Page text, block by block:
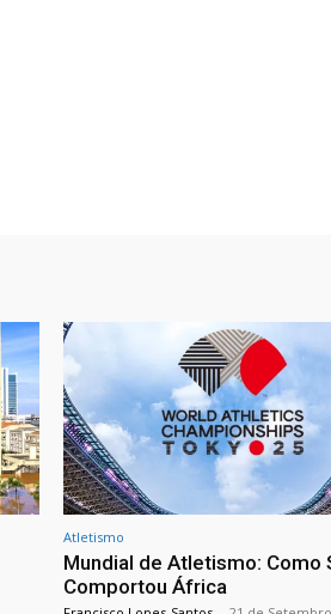
Atletismo
Mundial de Atletismo: Como
Comportou África